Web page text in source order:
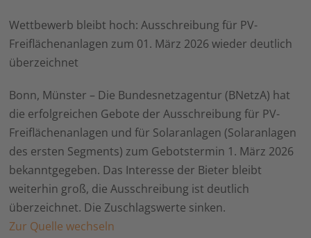
Wettbewerb bleibt hoch: Ausschreibung für PV-
Freiflächenanlagen zum 01. März 2026 wieder deutlich
überzeichnet
Bonn, Münster – Die Bundesnetzagentur (BNetzA) hat
die erfolgreichen Gebote der Ausschreibung für PV-
Freiflächenanlagen und für Solaranlagen (Solaranlagen
des ersten Segments) zum Gebotstermin 1. März 2026
bekanntgegeben. Das Interesse der Bieter bleibt
weiterhin groß, die Ausschreibung ist deutlich
überzeichnet. Die Zuschlagswerte sinken.
Zur Quelle wechseln